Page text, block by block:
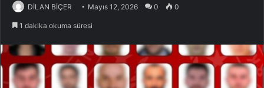
DİLAN BİÇER Mayıs 12, 2026 0 0
1 dakika okuma süresi